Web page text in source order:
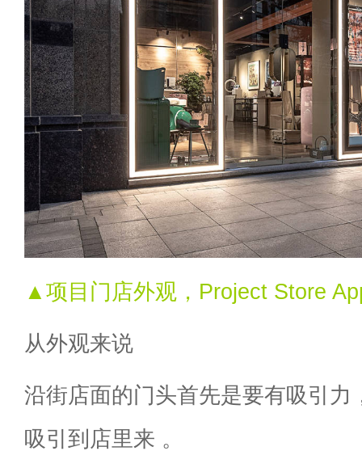
▲项目门店外观，Project Store
从外观来说
沿街店面的门头首先是要有吸引力
吸引到店里来 。